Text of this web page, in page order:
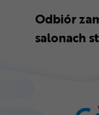
Odbiór
salonach